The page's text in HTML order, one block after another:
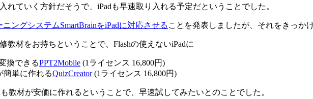
れていく方針だそうで、iPadも早速取り入れる予定だということでした。
ニングシステムSmartBrainをiPadに対応させる ことを発表しましたが、それをきっか
教材をお持ちということで、Flashの使えないiPadに
換できるPPT2Mobile (1ライセンス 16,800円)
簡単に作れるQuizCreator(1ライセンス 16,800円)
教材が安価に作れるということで、早速試してみたいとのことでした。